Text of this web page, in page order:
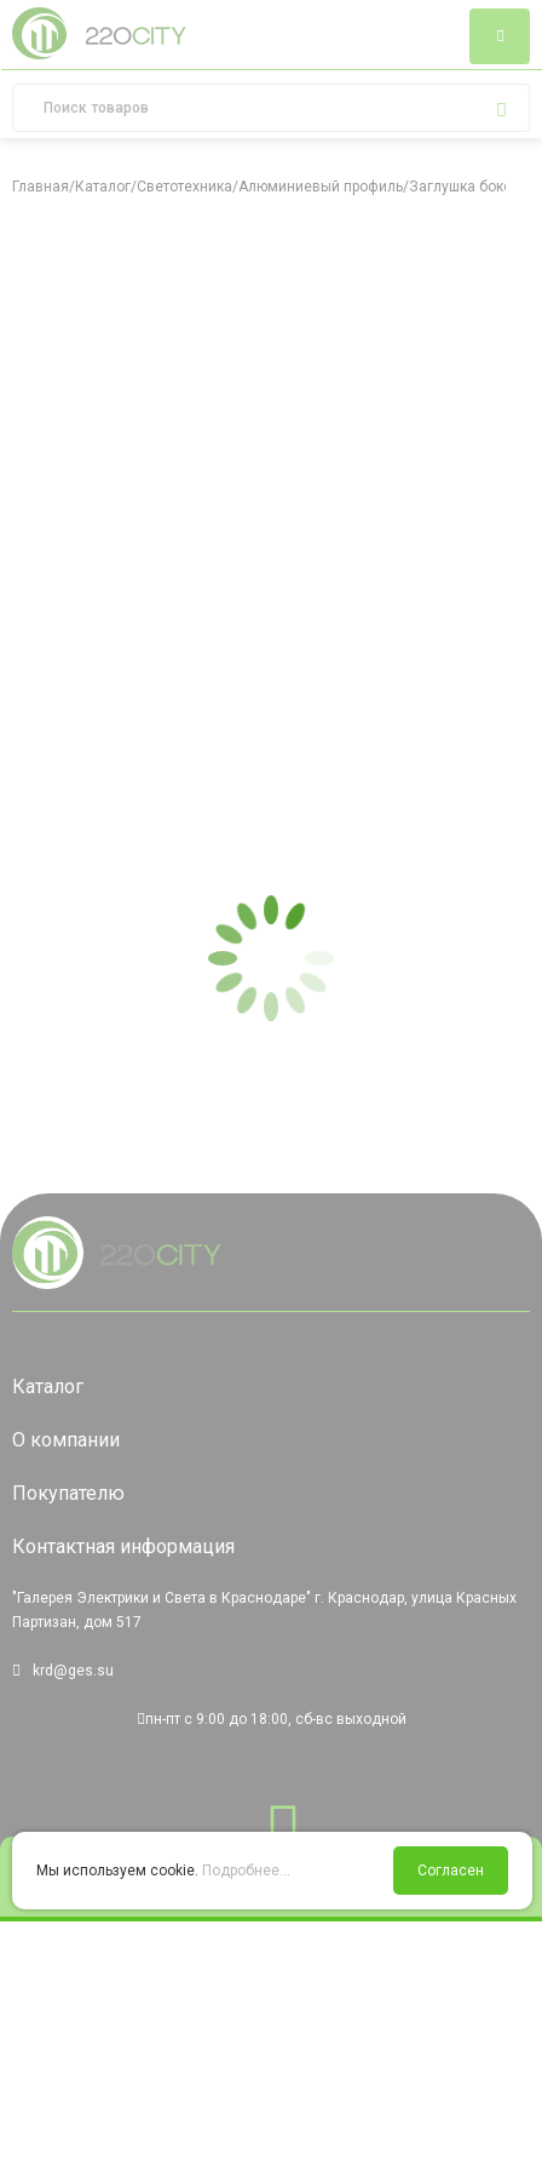
Войти Избранное Корзина
Главная/Каталог/Светотехника/Алюминиевый профиль/Заглушка
Каталог
О компании
Покупателю
Контактная информация
"Галерея Электрики и Света в Краснодаре" г. Краснодар, улица Красных
Партизан, дом 517
krd@ges.su
пн-пт с 9:00 до 18:00, сб-вс выходной
Мы используем cookie. Подробнее... Согласен